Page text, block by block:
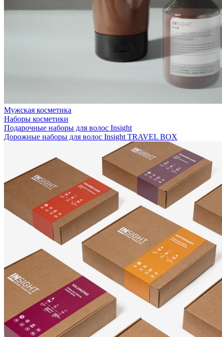
Мужская косметика
Наборы косметики
Подарочные наборы для волос Insight
Дорожные наборы для волос Insight TRAVEL BOX